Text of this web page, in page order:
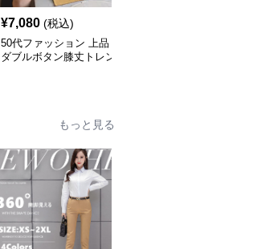
¥7,080 (税込)
50代ファッション 上品
ダブルボタン膝丈トレン
もっと見る